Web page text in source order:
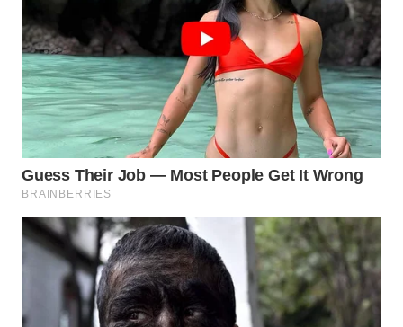
WN
PRIANGAN
TIMUR
WN
SEMARANG
WN
SOLO
WN
BOROBUDUR
WN